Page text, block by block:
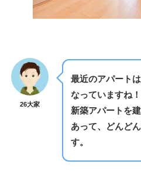
26大家
最近のアパート
なっていますね！
新築アパートを
あって、どんど
す。